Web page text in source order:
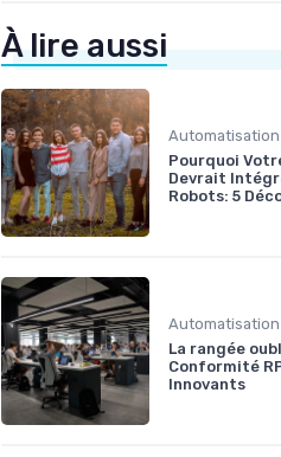
À lire aussi
Automatisation
Pourquoi
Devrait
Robots: 5
Automatisation
La rangée
Conformité
Innovants